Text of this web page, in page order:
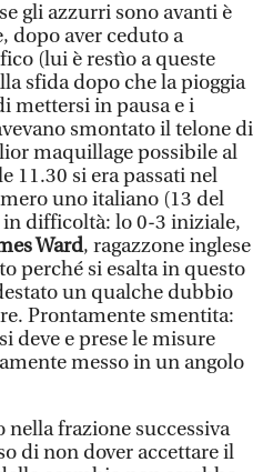
gli azzurri sono avanti è
dopo aver ceduto a
(lui è restìo a queste
sfida dopo che la pioggia
mettersi in pausa e i
smontato il telone di
maquillage possibile al
11.30 si era passati nel
uno italiano (13 del
difficoltà: lo 0-3 iniziale,
Ward, ragazzone inglese
perché si esalta in questo
un qualche dubbio
Prontamente smentita:
deve e prese le misure
messo in un angolo
nella frazione successiva
di non dover accettare il